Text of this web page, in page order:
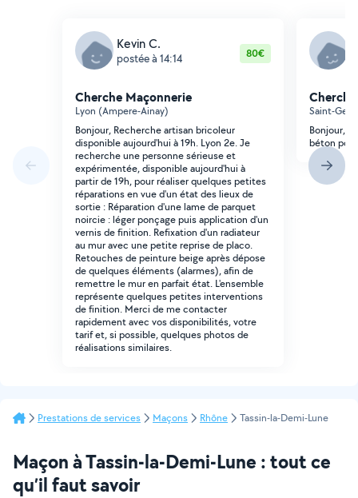
Kevin C.
postée à 14:14 80€
Cherche Maçonnerie
Lyon (Ampere-Ainay)
Bonjour, Recherche artisan bricoleur
disponible aujourd'hui à 19h. Lyon 2e. Je
recherche une personne sérieuse et
expérimentée, disponible aujourd'hui à
partir de 19h, pour réaliser quelques petites
réparations en vue d'un état des lieux de
sortie : Réparation d'une lame de parquet
noircie : léger ponçage puis application d'un
vernis de finition. Refixation d'un radiateur
au mur avec une petite reprise de placo.
Retouches de peinture beige après dépose
de quelques éléments (alarmes), afin de
remettre le mur en parfait état. L'ensemble
représente quelques petites interventions
de finition. Merci de me contacter
rapidement avec vos disponibilités, votre
tarif et, si possible, quelques photos de
réalisations similaires.
Saint-
Bonjour,
béton
Prestations de services Maçons Rhône Tassin-la-Demi-Lune
Maçon à Tassin-la-Demi-Lune : tout ce
qu’il faut savoir